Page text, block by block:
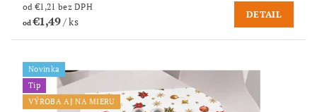
od €1,21 bez DPH
od€1,49/ ks
DETAIL
Novinka
Tip
VÝROBA AJ NA MIERU